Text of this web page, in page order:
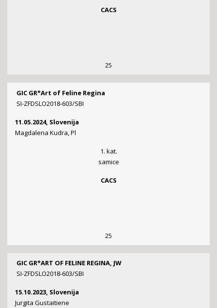
CACS
25
GIC GR*Art of Feline Regina
SI-ZFDSLO2018-603/SBI
11.05.2024, Slovenija
Magdalena Kudra, Pl
1. kat.
samice
CACS
25
GIC GR*ART OF FELINE REGINA, JW
SI-ZFDSLO2018-603/SBI
15.10.2023, Slovenija
Jurgita Gustaitiene